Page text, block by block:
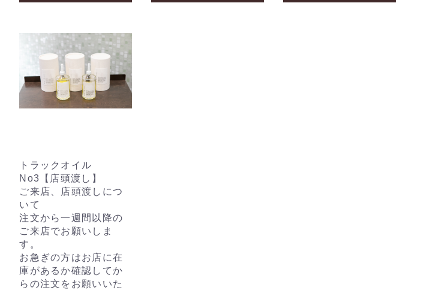
トラックオイル
No3【店頭渡し】
ご来店、店頭渡しにつ
いて
注文から一週間以降の
ご来店でお願いしま
す。
お急ぎの方はお店に在
庫があるか確認してか
らの注文をお願いいた